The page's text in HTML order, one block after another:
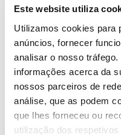
Este website utiliza
Utilizamos cookies para
anúncios, fornecer
analisar o nosso
informações acerca da
nossos parceiros de
análise, que as podem
que lhes forneceu ou
utilização dos
aroeira ( Pistacialentiscus),
camarinha (Corema album).
zimbros (Juniperus turbinata
como aLinaria ficalhoanae o
plantas raras que ocorrem
DOWNLOAD: